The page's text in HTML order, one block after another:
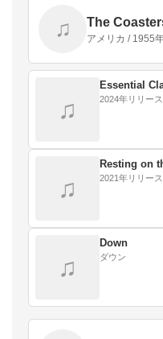
♫ The
アメリカ / 1955
♫
Essential
2024年リリー
♫
Resting on
2021年リリー
♫
Down
ダウン